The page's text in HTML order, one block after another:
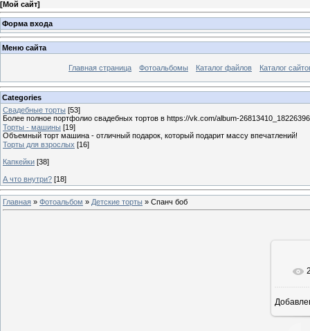
[Мой сайт]
Форма входа
Меню сайта
Главная страница Фотоальбомы Каталог файлов Каталог
Categories
Свадебные торты [53]
Более полное портфолио свадебных тортов в https://vk.com/album-
Торты - машины [19]
Объемный торт машина - отличный подарок, который подарит массу впечатлений!
Торты для взрослых [16]
Капкейки [38]
А что внутри? [18]
Главная » Фотоальбом » Детские торты » Спанч боб